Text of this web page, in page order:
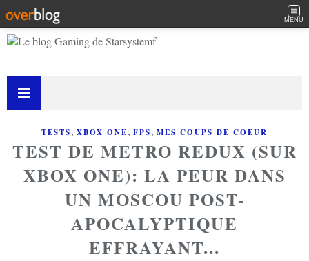
MENU
TESTS, XBOX ONE, FPS, MES COUPS DE COEUR
TEST DE METRO REDUX (SUR
XBOX ONE): LA PEUR DANS
UN MOSCOU POST-
APOCALYPTIQUE
EFFRAYANT...